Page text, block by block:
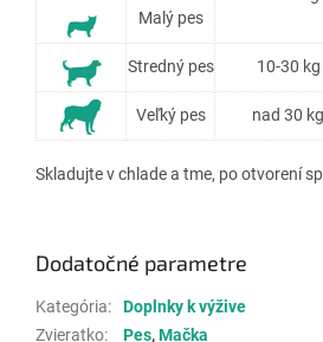
Malý pes
Stredný pes 10-30 kg
Veľký pes nad 30 kg
Skladujte v chlade a tme, po otvorení
Dodatočné parametre
Kategória:
Doplnky k výžive
Zvieratko: Pes,Mačka